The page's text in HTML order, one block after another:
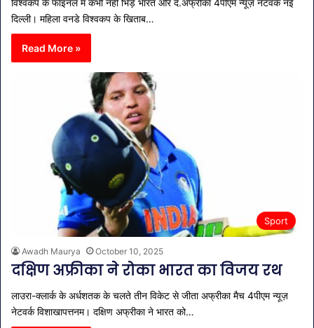
विश्वकप के फाइनल में कभी नहीं भिड़े भारत और द.अफ्रीका 4पीएम न्यूज़ नेटवर्क नई
दिल्ली। महिला वनडे विश्वकप के खिताब…
Read More »
Sport
Awadh Maurya October 10, 2025
दक्षिण अफ्रीका ने रोका भारत का विजय रथ
लाउरा-क्लार्क के अर्धशतक के चलते तीन विकेट से जीता अफ्रीका मैच 4पीएम न्यूज़
नेटवर्क विशाखापत्तनम। दक्षिण अफ्रीका ने भारत को…